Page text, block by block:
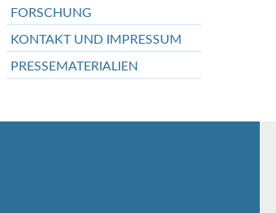
FORSCHUNG
KONTAKT UND IMPRESSUM
PRESSEMATERIALIEN